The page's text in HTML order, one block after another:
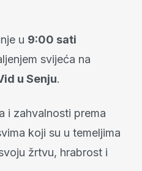
u 9:00 sati
svijeća na
u Senju.
i zahvalnosti prema
koji su u temeljima
žrtvu, hrabrost i